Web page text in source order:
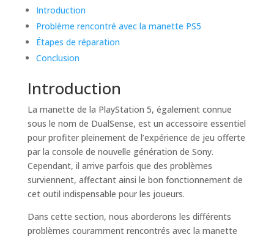
Introduction
Problème rencontré avec la manette PS5
Étapes de réparation
Conclusion
Introduction
La manette de la PlayStation 5, également connue
sous le nom de DualSense, est un accessoire essentiel
pour profiter pleinement de l’expérience de jeu offerte
par la console de nouvelle génération de Sony.
Cependant, il arrive parfois que des problèmes
surviennent, affectant ainsi le bon fonctionnement de
cet outil indispensable pour les joueurs.
Dans cette section, nous aborderons les différents
problèmes couramment rencontrés avec la manette